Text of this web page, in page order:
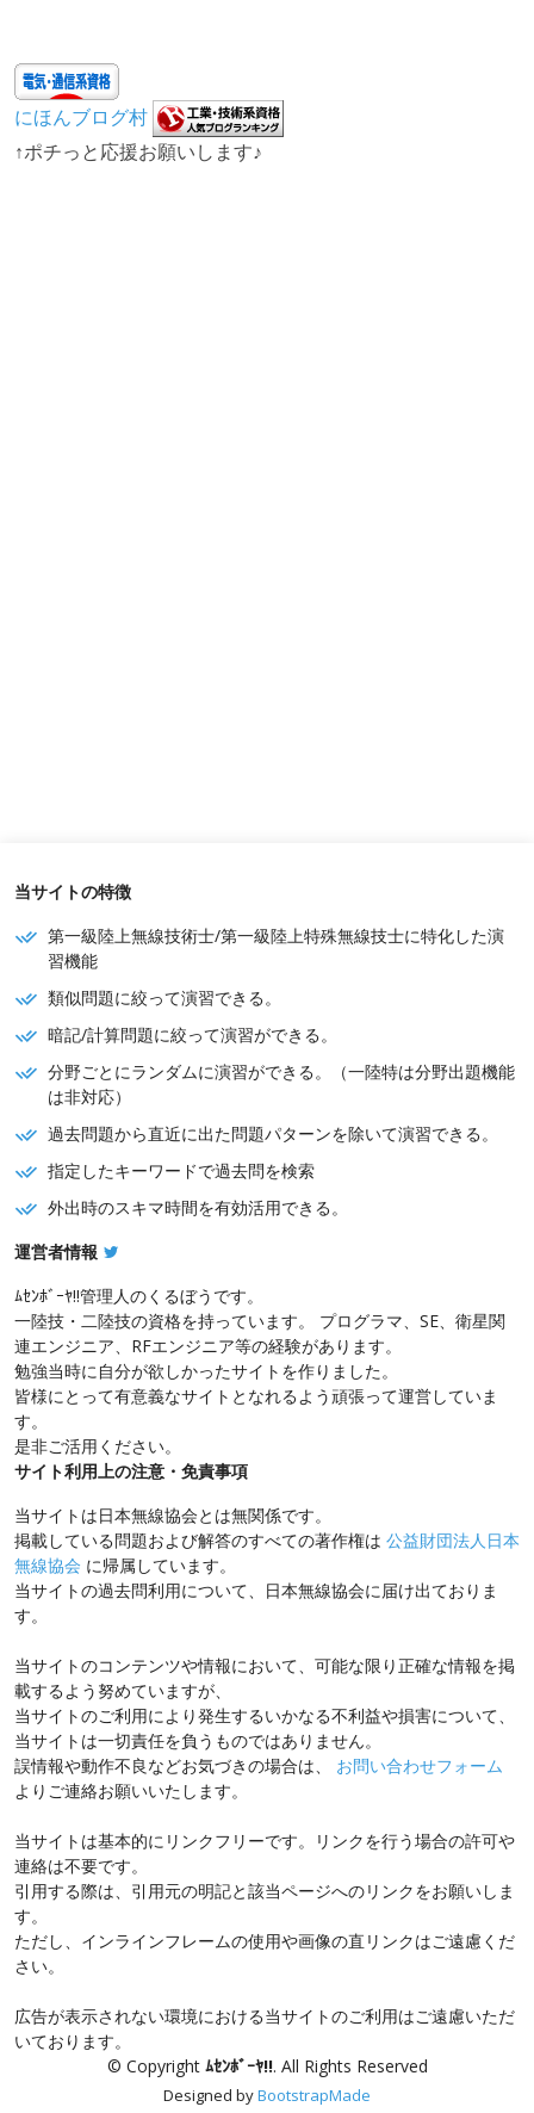
にほんブログ村
↑ポチっと応援お願いします♪
当サイトの特徴
第一級陸上無線技術士/第一級陸上特殊無線技士に特化した演
習機能
類似問題に絞って演習できる。
暗記/計算問題に絞って演習ができる。
分野ごとにランダムに演習ができる。（一陸特は分野出題機能
は非対応）
過去問題から直近に出た問題パターンを除いて演習できる。
指定したキーワードで過去問を検索
外出時のスキマ時間を有効活用できる。
運営者情報
ﾑｾﾝﾎﾞｰﾔ!!管理人のくるぼうです。
一陸技・二陸技の資格を持っています。 プログラマ、SE、衛星関
連エンジニア、RFエンジニア等の経験があります。
勉強当時に自分が欲しかったサイトを作りました。
皆様にとって有意義なサイトとなれるよう頑張って運営していま
す。
是非ご活用ください。
サイト利用上の注意・免責事項
当サイトは日本無線協会とは無関係です。
掲載している問題および解答のすべての著作権は 公益財団法人日本
無線協会 に帰属しています。
当サイトの過去問利用について、日本無線協会に届け出ておりま
す。
当サイトのコンテンツや情報において、可能な限り正確な情報を掲
載するよう努めていますが、
当サイトのご利用により発生するいかなる不利益や損害について、
当サイトは一切責任を負うものではありません。
誤情報や動作不良などお気づきの場合は、 お問い合わせフォーム
よりご連絡お願いいたします。
当サイトは基本的にリンクフリーです。リンクを行う場合の許可や
連絡は不要です。
引用する際は、引用元の明記と該当ページへのリンクをお願いしま
す。
ただし、インラインフレームの使用や画像の直リンクはご遠慮くだ
さい。
広告が表示されない環境における当サイトのご利用はご遠慮いただ
いております。
© Copyright ﾑｾﾝﾎﾞｰﾔ!!. All Rights Reserved
Designed byBootstrapMade